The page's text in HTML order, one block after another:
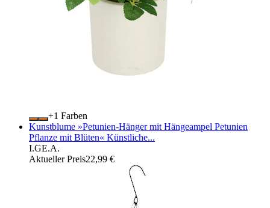
+
Farben
Kunstblume »Petunien-Hänger mit Hängeampel Petunien
Pflanze mit Blüten« Künstliche...
I.GE.A.
Aktueller Preis22,99 €